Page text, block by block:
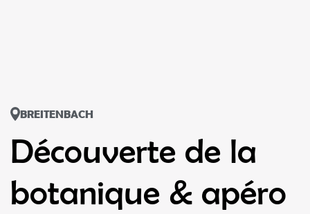
BREITENBACH
Découverte de la
botanique & apéro